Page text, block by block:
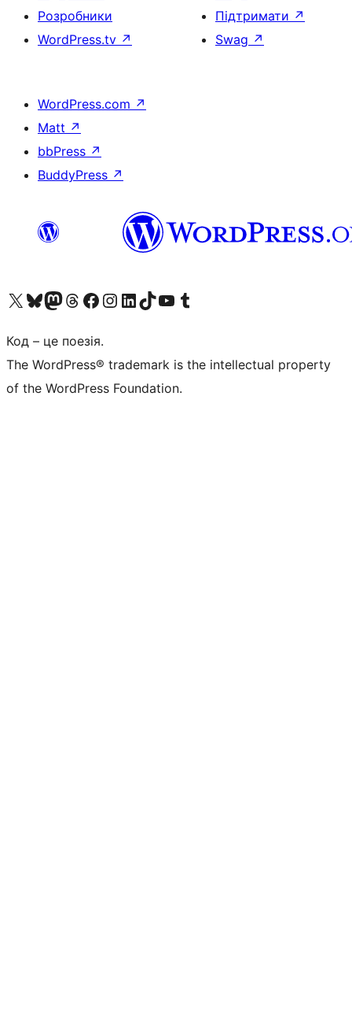
Розробники
WordPress.tv ↗
Підтримати ↗
Swag ↗
WordPress.com ↗
Matt ↗
bbPress ↗
BuddyPress ↗
Visit our X (formerly Twitter) account
Visit our Bluesky account
Завітайте до нашої стрічки в Mastodon
Visit our Threads account
Завітайте на нашу сторінку в Facebook
Visit our Instagram account
Visit our LinkedIn account
Visit our TikTok account
Visit our YouTube channel
Visit our Tumblr account
Код – це поезія.
The WordPress® trademark is the intellectual property
of the WordPress Foundation.